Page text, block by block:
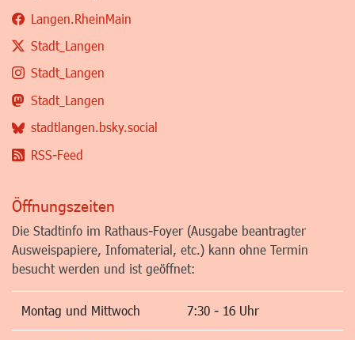
Langen.RheinMain
Stadt_Langen
Stadt_Langen
Stadt_Langen
stadtlangen.bsky.social
RSS-Feed
Öffnungszeiten
Die Stadtinfo im Rathaus-Foyer (Ausgabe beantragter
Ausweispapiere, Infomaterial, etc.) kann ohne Termin
besucht werden und ist geöffnet:
Montag und Mittwoch 7:30 - 16 Uhr